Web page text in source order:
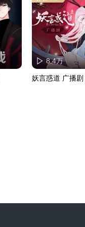
8.4万
妖言惑道 广播剧